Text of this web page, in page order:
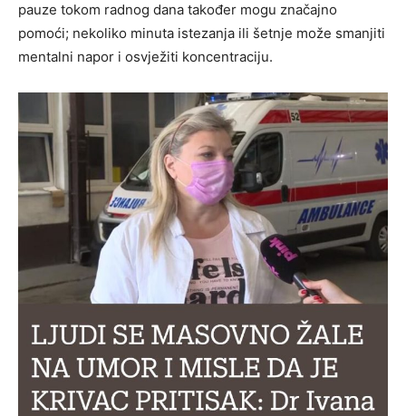
pauze tokom radnog dana također mogu značajno
pomoći; nekoliko minuta istezanja ili šetnje može smanjiti
mentalni napor i osvježiti koncentraciju.